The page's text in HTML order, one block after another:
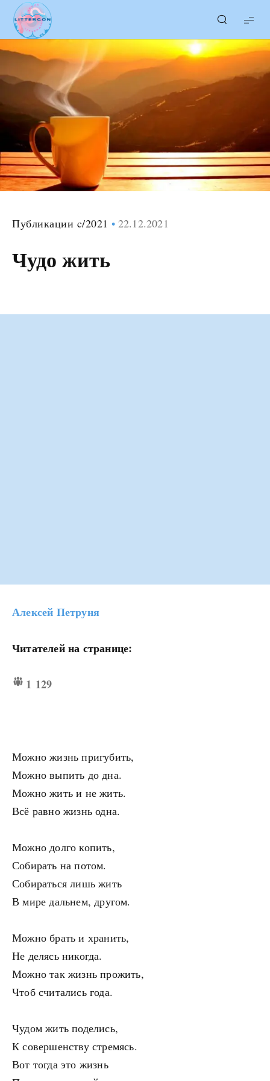
LITTERcon
Публикации c/2021 22.12.2021
Чудо жить
Алексей Петруня
Читателей на странице:
1 129
Можно жизнь пригубить,
Можно выпить до дна.
Можно жить и не жить.
Всё равно жизнь одна.
Можно долго копить,
Собирать на потом.
Собираться лишь жить
В мире дальнем, другом.
Можно брать и хранить,
Не делясь никогда.
Можно так жизнь прожить,
Чтоб считались года.
Чудом жить поделись,
К совершенству стремясь.
Вот тогда это жизнь